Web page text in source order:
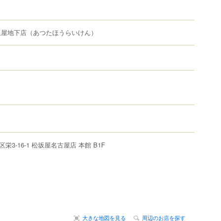
地下店 （あつたほうらいけん）
栄3-16-1 松坂屋名古屋店 本館 B1F
大きな地図を見る 周辺のお店を探す